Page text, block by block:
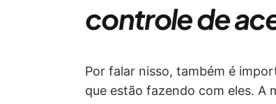
controle de
Por falar nisso, também é
que estão fazendo com eles. A